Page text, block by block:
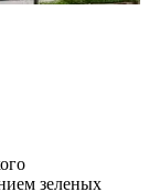
зеленых